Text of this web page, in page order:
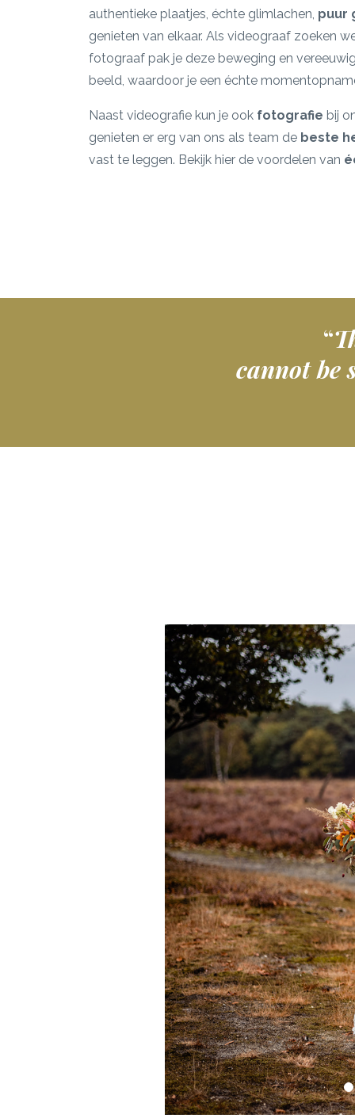
authentieke plaatjes, échte glimlachen, puur
genieten van elkaar. Als videograaf zoeken
fotograaf pak je deze beweging en
beeld, waardoor je een échte
Naast videografie kun je ook fotografie bij
genieten er erg van ons als team de beste
vast te leggen. Bekijk hier de voordelen van
“
cannot be